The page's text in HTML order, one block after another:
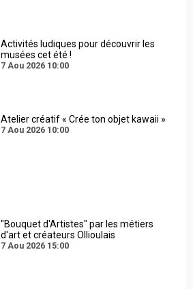
Activités ludiques pour découvrir les
musées cet été !
7 Aou 2026 10:00
Atelier créatif « Crée ton objet kawaii »
7 Aou 2026 10:00
"Bouquet d'Artistes" par les métiers
d'art et créateurs Ollioulais
7 Aou 2026 15:00